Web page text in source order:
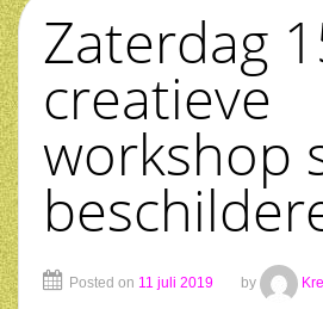
Zaterdag
creatieve
workshop
Posted on 11 juli 2019 by